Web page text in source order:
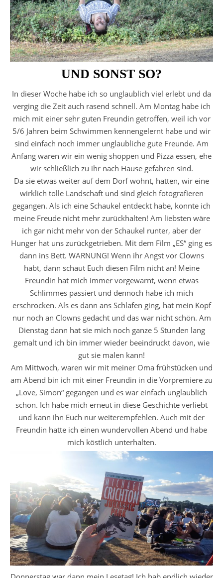
UND SONST SO?
In dieser Woche habe ich so unglaublich viel erlebt und da
verging die Zeit auch rasend schnell. Am Montag habe ich
mich mit einer sehr guten Freundin getroffen, weil ich vor
5/6 Jahren beim Schwimmen kennengelernt habe und wir
sind einfach noch immer unglaubliche gute Freunde. Am
Anfang waren wir ein wenig shoppen und Pizza essen, ehe
wir schließlich zu ihr nach Hause gefahren sind.
Da sie etwas weiter auf dem Dorf wohnt, hatten, wir eine
wirklich tolle Landschaft und sind gleich fotografieren
gegangen. Als ich eine Schaukel entdeckt habe, konnte ich
meine Freude nicht mehr zurückhalten! Am liebsten wäre
ich gar nicht mehr von der Schaukel runter, aber der
Hunger hat uns zurückgetrieben. Mit dem Film „ES“ ging es
dann ins Bett. WARNUNG! Wenn ihr Angst vor Clowns
habt, dann schaut Euch diesen Film nicht an! Meine
Freundin hat mich immer vorgewarnt, wenn etwas
Schlimmes passiert und dennoch habe ich mich
erschrocken. Als es dann ans Schlafen ging, hat mein Kopf
nur noch an Clowns gedacht und das war nicht schön. Am
Dienstag dann hat sie mich noch ganze 5 Stunden lang
gemalt und ich bin immer wieder beeindruckt davon, wie
gut sie malen kann!
Am Mittwoch, waren wir mit meiner Oma frühstücken und
am Abend bin ich mit einer Freundin in die Vorpremiere zu
„Love, Simon“ gegangen und es war einfach unglaublich
schön. Ich habe mich erneut in diese Geschichte verliebt
und kann ihn Euch nur weiterempfehlen. Auch mit der
Freundin hatte ich einen wundervollen Abend und habe
mich köstlich unterhalten.